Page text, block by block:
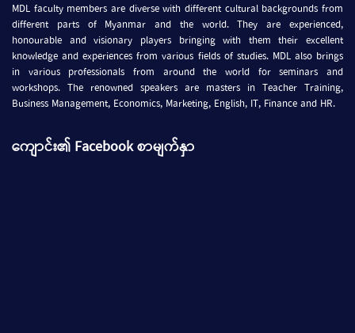
MDL faculty members are diverse with different cultural backgrounds from
different parts of Myanmar and the world. They are experienced,
honourable and visionary players bringing with them their excellent
knowledge and experiences from various fields of studies. MDL also brings
in various professionals from around the world for seminars and
workshops. The renowned speakers are masters in Teacher Training,
Business Management, Economics, Marketing, English, IT, Finance and HR.
ကျောင်း၏ Facebook စာမျက်နှာ